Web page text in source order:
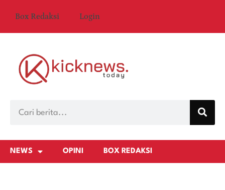
Box Redaksi Login
NEWS OPINI BOX REDAKSI